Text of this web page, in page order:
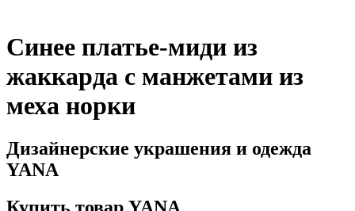
Синее платье-миди из
жаккарда с манжетами из
меха норки
Дизайнерские украшения и одежда
YANA
Купить товар YANA